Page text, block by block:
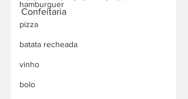
hamburguer
pizza
batata recheada
vinho
bolo
Confeitaria